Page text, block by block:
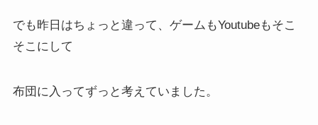
でも昨日はちょっと違って、ゲームもYoutubeもそこ
そこにして
布団に入ってずっと考えていました。